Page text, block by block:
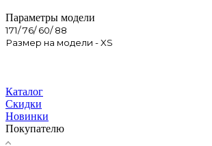
Параметры модели
171/ 76/ 60/ 88
Размер на модели - XS
Каталог
Скидки
Новинки
Покупателю